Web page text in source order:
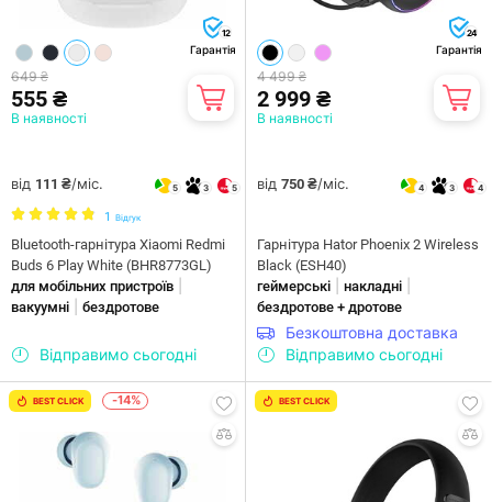
12
Гарантія
649 ₴
555 ₴
В наявності
від 111 ₴/міс. 5 3 5
1 Відгук
Bluetooth-гарнітура Xiaomi Redmi
Buds 6 Play White (BHR8773GL)
для мобільних пристроїв
вакуумні бездротове
Відправимо сьогодні
24
Гарантія
4 499 ₴
2 999 ₴
В наявності
від 750 ₴/міс. 4 3 4
Гарнiтура Hator Phoenix 2 Wireless
Black (ESH40)
геймерські
накладні
бездротове + дротове
Безкоштовна доставка
Відправимо сьогодні
BEST CLICK -14% BEST CLICK